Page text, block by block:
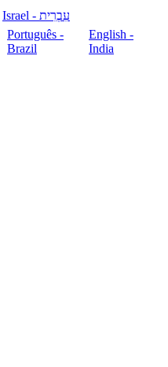
עִבְרִית - Israel
Português -
Brazil
English -
India